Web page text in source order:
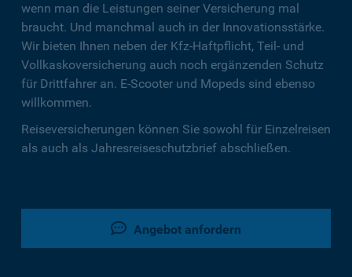
wenn man die Leistungen seiner Versicherung mal
braucht. Und manchmal auch in der Innovationsstärke.
Wir bieten Ihnen neben der Kfz-Haftpflicht, Teil- und
Vollkaskoversicherung auch noch ergänzenden Schutz
für Drittfahrer an. E-Scooter und Mopeds sind ebenso
willkommen.
Reiseversicherungen können Sie sowohl für Einzelreisen
als auch als Jahresreiseschutzbrief abschließen.
Angebot anfordern